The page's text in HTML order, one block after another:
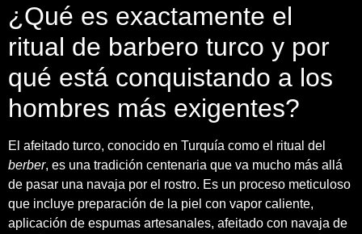
¿Qué es exactamente el
ritual de barbero turco y por
qué está conquistando a los
hombres más exigentes?
El afeitado turco, conocido en Turquía como el ritual del
berber, es una tradición centenaria que va mucho más allá
de pasar una navaja por el rostro. Es un proceso meticuloso
que incluye preparación de la piel con vapor caliente,
aplicación de espumas artesanales, afeitado con navaja de